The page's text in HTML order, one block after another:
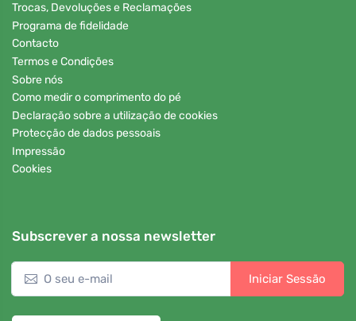
Trocas, Devoluções e Reclamações
Programa de fidelidade
Contacto
Termos e Condições
Sobre nós
Como medir o comprimento do pé
Declaração sobre a utilização de cookies
Protecção de dados pessoais
Impressão
Cookies
Subscrever a nossa newsletter
Iniciar Sessão